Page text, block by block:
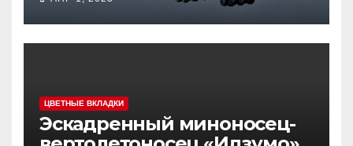
(«ЮНЬ-20») «Куньпин»
ЦВЕТНЫЕ ВКЛАДКИ
Эскадренный миноносец-